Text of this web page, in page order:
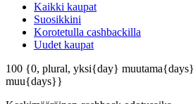
Kaikki kaupat
Suosikkini
Korotetulla cashbackilla
Uudet kaupat
100 {0, plural, yksi{day}
muu{days}}